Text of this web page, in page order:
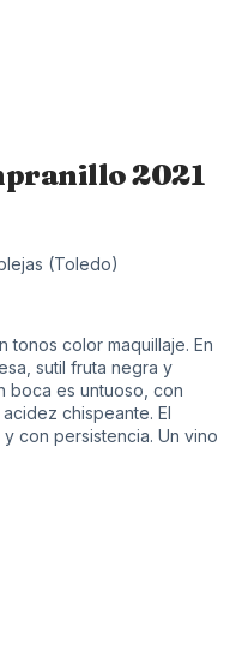
2021
(Toledo)
tonos color maquillaje. En
sutil fruta negra y
boca es untuoso, con
chispeante. El
con persistencia. Un vino